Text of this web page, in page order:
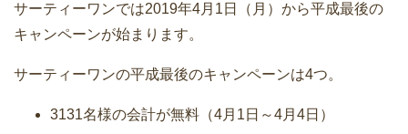
サーティーワンでは2019年4月1日（月）から平成最後の
キャンペーンが始まります。
サーティーワンの平成最後のキャンペーンは4つ。
3131名様の会計が無料（4月1日～4月4日）